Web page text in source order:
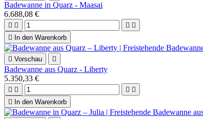
Badewanne in Quarz - Maasai
6.688,08 €
   

In den Warenkorb
 Vorschau 
Badewanne aus Quarz - Liberty
5.350,33 €
   

In den Warenkorb